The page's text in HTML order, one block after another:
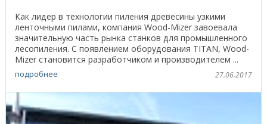
Как лидер в технологии пиления древесины узкими
ленточными пилами, компания Wood-Mizer завоевала
значительную часть рынка станков для промышленного
лесопиления. С появлением оборудования TITAN, Wood-
Mizer становится разработчиком и производителем ...
подробнее 27.06.2017